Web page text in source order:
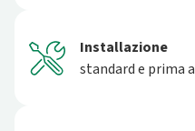
Installazione
standard e prima